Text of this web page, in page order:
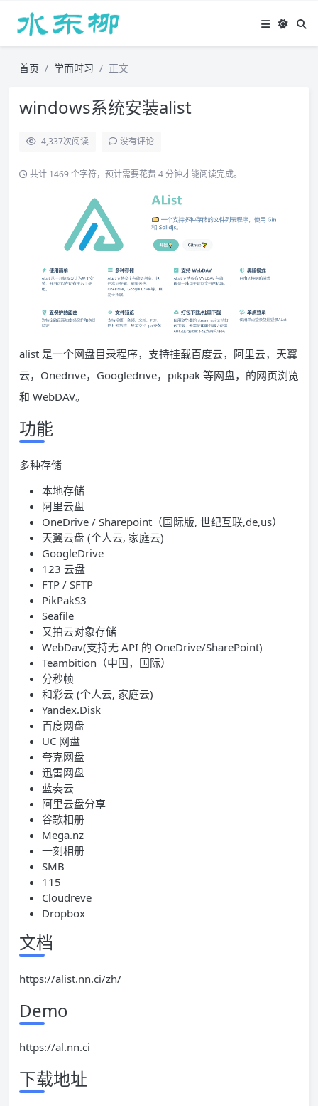
首页 学而时习 正文
windows系统安装alist
4,337次阅读 没有评论
共计 1469 个字符，预计需要花费 4 分钟才能阅读完成。
alist 是一个网盘目录程序，支持挂载百度云，阿里云，天翼
云，Onedrive，Googledrive，pikpak 等网盘，的网页浏览
和 WebDAV。
功能
多种存储
本地存储
阿里云盘
OneDrive / Sharepoint（国际版, 世纪互联,de,us）
天翼云盘 (个人云, 家庭云)
GoogleDrive
123 云盘
FTP / SFTP
PikPakS3
Seafile
又拍云对象存储
WebDav(支持无 API 的 OneDrive/SharePoint)
Teambition（中国，国际）
分秒帧
和彩云 (个人云, 家庭云)
Yandex.Disk
百度网盘
UC 网盘
夸克网盘
迅雷网盘
蓝奏云
阿里云盘分享
谷歌相册
Mega.nz
一刻相册
SMB
115
Cloudreve
Dropbox
文档
https://alist.nn.ci/zh/
Demo
https://al.nn.ci
下载地址